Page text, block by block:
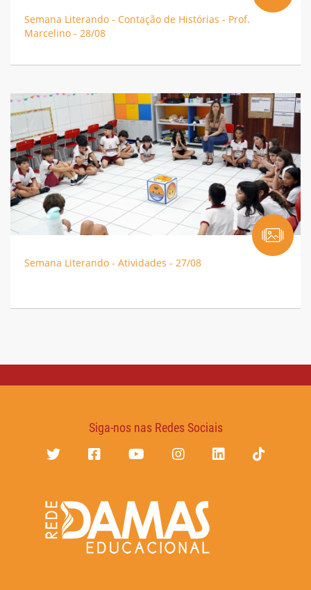
Semana Literando - Contação de Histórias - Prof.
Marcelino - 28/08
Semana Literando - Atividades - 27/08
Siga-nos nas Redes Sociais